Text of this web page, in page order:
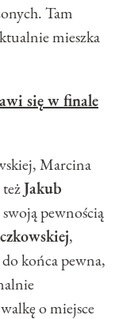
Tam
mieszka
się w finale
Marcina
Jakub
pewnością
,
końca pewna,
o miejsce